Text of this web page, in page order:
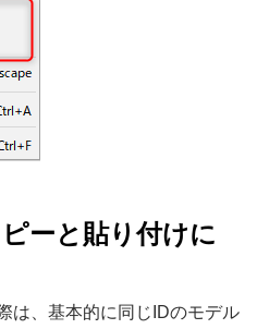
ーと貼り付けに
は、基本的に同じIDのモデル